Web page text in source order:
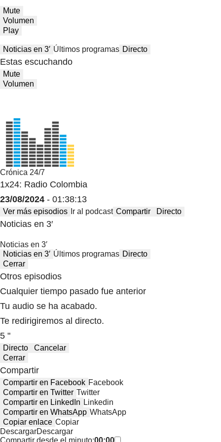
Mute
Volumen
Play
Noticias en 3′ Últimos programas Directo
Estas escuchando
Mute
Volumen
Crónica 24/7
1x24: Radio Colombia
23/08/2024 - 01:38:13
Ver más episodios Ir al podcast Compartir Directo
Noticias en 3′
Noticias en 3′
Noticias en 3′ Últimos programas Directo
Cerrar
Otros episodios
Cualquier tiempo pasado fue anterior
Tu audio se ha acabado.
Te redirigiremos al directo.
5 "
Directo
Cancelar
Cerrar
Compartir
Compartir en Facebook Facebook
Compartir en Twitter Twitter
Compartir en LinkedIn Linkedin
Compartir en WhatsApp WhatsApp
Copiar enlace Copiar
DescargarDescargar
Compartir desde el minuto:00:00